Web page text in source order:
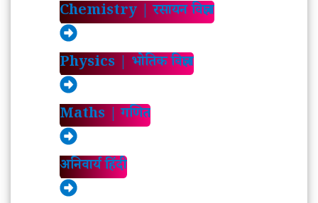
Chemistry | रसायन विज्ञान
Physics | भोतिक विज्ञान
Maths | गणित
अनिवार्य हिंदी